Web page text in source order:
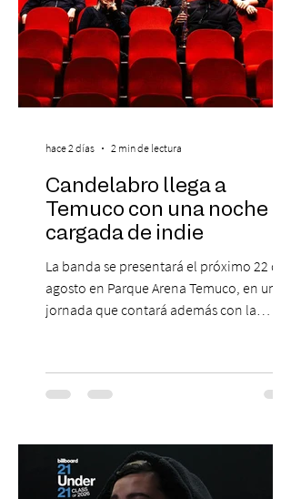
Candelabro llega a
Temuco con una noche
cargada de indie
La banda se presentará el próximo 22 de
agosto en Parque Arena Temuco, en una
jornada que contará además con la
agosto, el Parque Arena Temuco será
escenario de una noche dedicada al indie
banda que llegará a la capital de La
Araucanía para ofrecer un show cargado
de energía, guitarras y canciones que han
hace 2 días 2 min de lectura